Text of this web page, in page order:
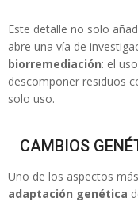
Este detalle no solo
abre una vía de
biorremediación: el
descomponer residuos
solo uso.
CAMBIOS
Uno de los aspectos
adaptación genética